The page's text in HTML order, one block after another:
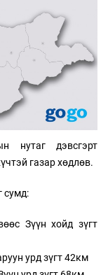
нутаг дэвсгэрт
газархөдлөв.
сумд:
Зүүн хойд зүгт
урд зүгт 42км